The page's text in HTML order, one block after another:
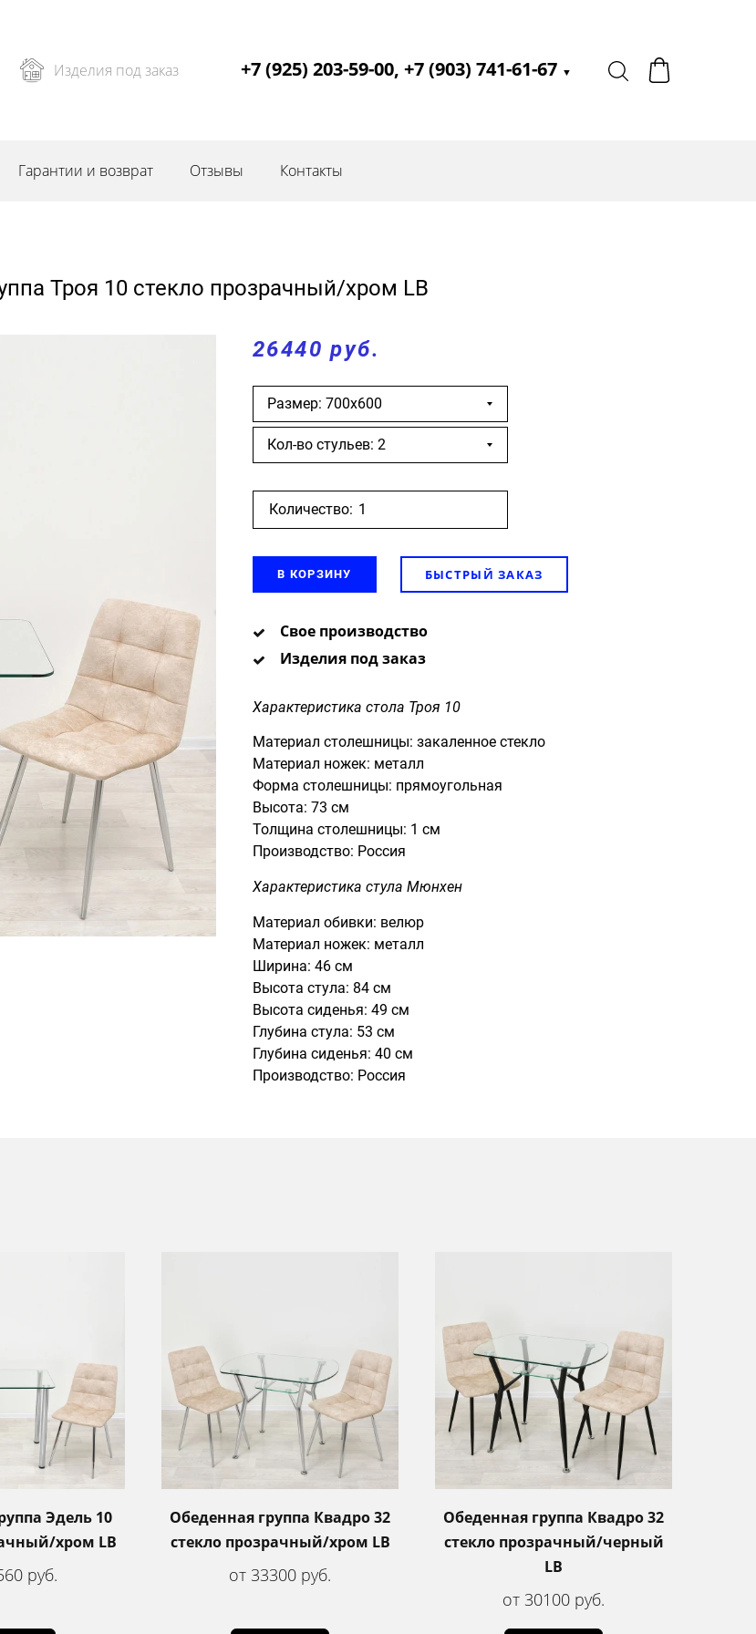
Изделия под заказ +7 (925) 203-59-00, +7 (903) 741-61-67 ▼
Гарантии и возврат Отзывы Контакты
Троя 10 стекло прозрачный/хром LB
26440 руб.
Размер: 700х600
Кол-во стульев: 2
Количество:
В КОРЗИНУ БЫСТРЫЙ ЗАКАЗ
Свое производство
Изделия под заказ
Характеристика стола Троя 10
Материал столешницы: закаленное стекло
Материал ножек: металл
Форма столешницы: прямоугольная
Высота: 73 см
Толщина столешницы: 1 см
Производство: Россия
Характеристика стула Мюнхен
Материал обивки: велюр
Материал ножек: металл
Ширина: 46 см
Высота стула: 84 см
Высота сиденья: 49 см
Глубина стула: 53 см
Глубина сиденья: 40 см
Производство: Россия
Эдель 10
хром LB
руб.
Обеденная группа Квадро 32
стекло прозрачный/хром LB
от 33300 руб.
Обеденная группа Квадро 32
стекло прозрачный/черный
LB
от 30100 руб.